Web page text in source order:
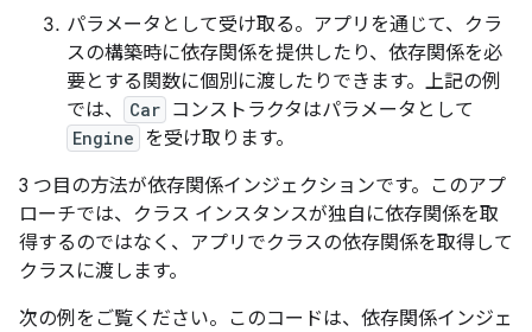
パラメータとして受け取る。アプリを通じて、クラ
スの構築時に依存関係を提供したり、依存関係を必
要とする関数に個別に渡したりできます。上記の例
では、
Car コンストラクタはパラメータとして
Engine を受け取ります。
3 つ目の方法が依存関係インジェクションです。このアプ
ローチでは、クラス インスタンスが独自に依存関係を取
得するのではなく、アプリでクラスの依存関係を取得して
クラスに渡します。
次の例をご覧ください。このコードは、依存関係インジェ